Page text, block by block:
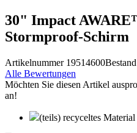
30" Impact
Stormproof-Schirm
Artikelnummer 19514600
Alle Bewertungen
Möchten Sie diesen Artikel
an!
(teils) recyceltes Material